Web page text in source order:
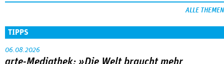
ALLE THEMEN
TIPPS
06.08.2026